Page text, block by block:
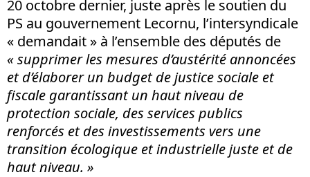
20 octobre dernier, juste après le soutien du
PS au gouvernement Lecornu, l’intersyndicale
« demandait » à l’ensemble des députés de
« supprimer les mesures d’austérité annoncées
et d’élaborer un budget de justice sociale et
fiscale garantissant un haut niveau de
protection sociale, des services publics
renforcés et des investissements vers une
transition écologique et industrielle juste et de
haut niveau. »